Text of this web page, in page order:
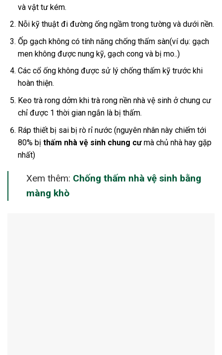
và vật tư kém.
Nỗi kỹ thuật đi đường ống ngầm trong tường và dưới nền.
Ốp gạch không có tính năng chống thấm sàn(ví dụ: gạch
men không được nung kỹ, gạch cong và bị mo..)
Các cổ ống không được sử lý chống thấm kỹ trước khi
hoàn thiện.
Keo trà rong dởm khi trà rong nền nhà vệ sinh ở chung cư
chỉ được 1 thời gian ngắn là bị thấm.
Ráp thiết bị sai bị rò rỉ nước (nguyên nhân này chiếm tới
80% bị thấm nhà vệ sinh chung cưmà chủ nhà hay gặp
nhất)
Xem thêm: Chống thấm nhà vệ sinh bằng
màng khò